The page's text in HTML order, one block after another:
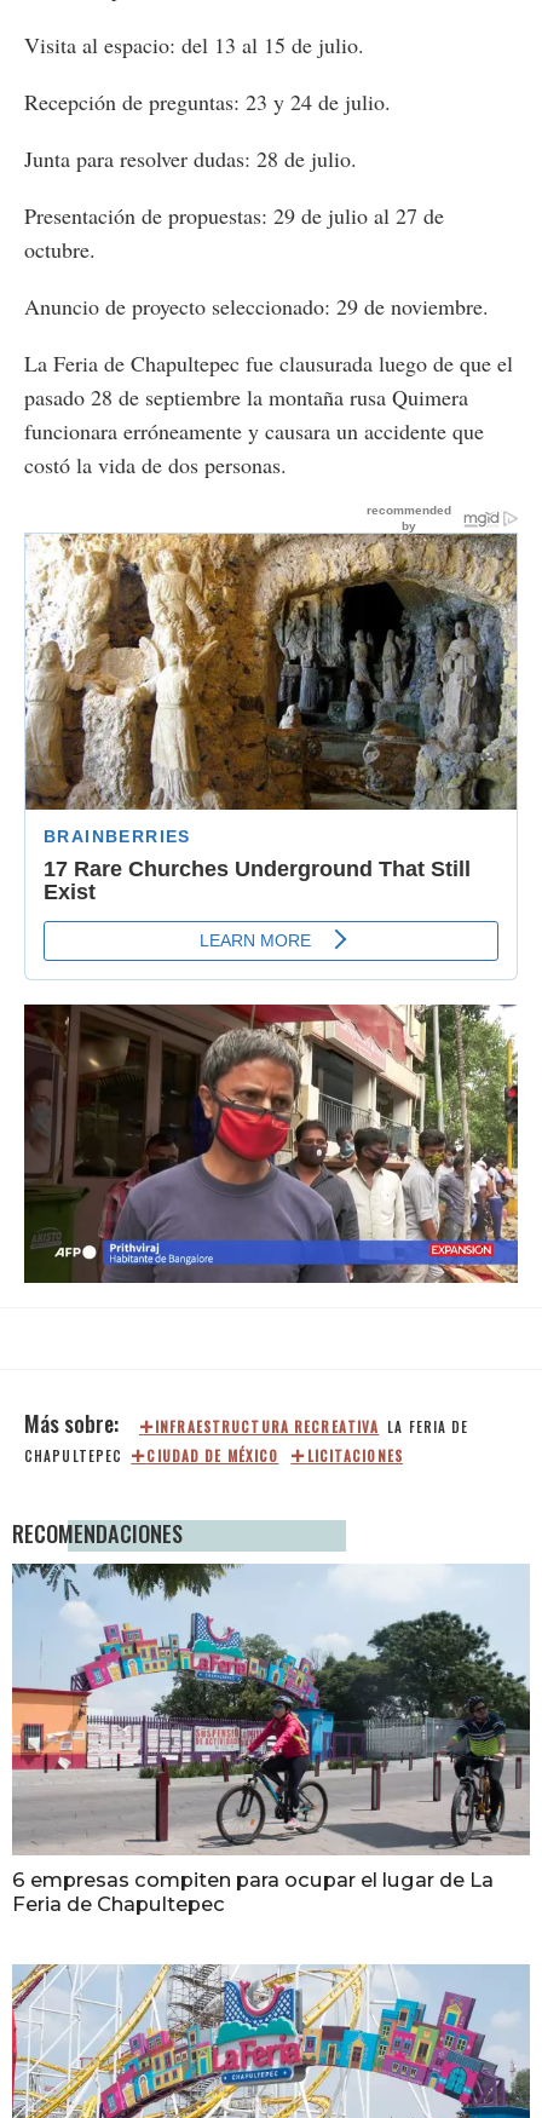
Visita al espacio: del 13 al 15 de julio.
Recepción de preguntas: 23 y 24 de julio.
Junta para resolver dudas: 28 de julio.
Presentación de propuestas: 29 de julio al 27 de
octubre.
Anuncio de proyecto seleccionado: 29 de noviembre.
La Feria de Chapultepec fue clausurada luego de que el
pasado 28 de septiembre la montaña rusa Quimera
funcionara erróneamente y causara un accidente que
costó la vida de dos personas.
Unmute Loaded:
65.06%
INFRAESTRUCTURA RECREATIVA LA FERIA DE
CHAPULTEPEC
CIUDAD DE MÉXICO LICITACIONES
RECOMENDACIONES
6 empresas compiten para ocupar el lugar de La
Feria de Chapultepec